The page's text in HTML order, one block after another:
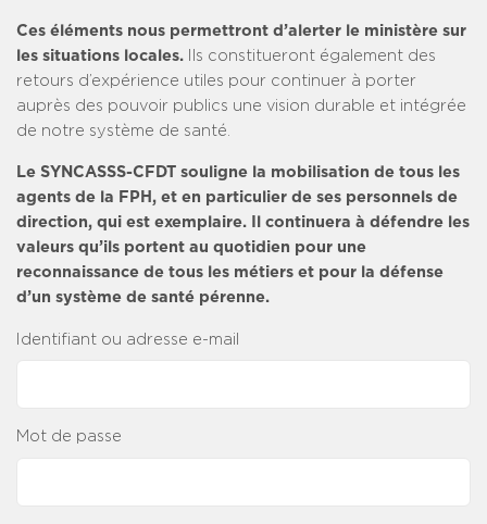
Ces éléments nous permettront d’alerter le ministère sur
les situations locales. Ils constitueront également des
retours d’expérience utiles pour continuer à porter
auprès des pouvoir publics une vision durable et intégrée
de notre système de santé.
Le SYNCASSS-CFDT souligne la mobilisation de tous les
agents de la FPH, et en particulier de ses personnels de
direction, qui est exemplaire. Il continuera à défendre les
valeurs qu’ils portent au quotidien pour une
reconnaissance de tous les métiers et pour la défense
d’un système de santé pérenne.
Identifiant ou adresse e-mail
Mot de passe